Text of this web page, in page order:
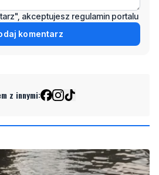
akceptujesz regulamin portalu
komentarz
z innymi: